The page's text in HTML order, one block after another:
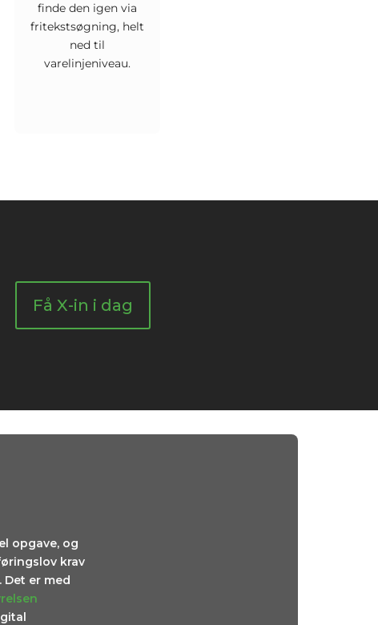
finde den igen via
fritekstsøgning, helt
ned til
varelinjeniveau.
Få X-in i dag
opgave, og
krav
er med